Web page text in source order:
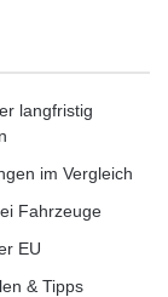
der
im Bereich
langfristig
im Vergleich
Fahrzeuge
EU
& Tipps